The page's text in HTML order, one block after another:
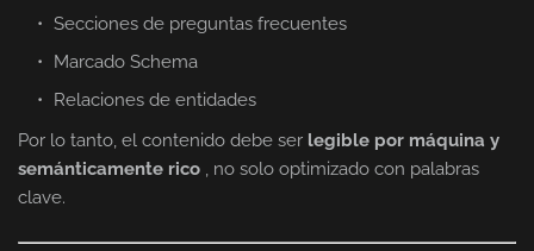
Secciones de preguntas frecuentes
Marcado Schema
Relaciones de entidades
Por lo tanto, el contenido debe ser legible por máquina y
semánticamente rico , no solo optimizado con palabras
clave.